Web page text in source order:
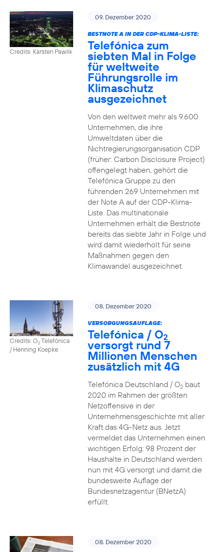
Credits: Karsten Pawlik
09. Dezember 2020
BESTNOTE A IN DER CDP-KLIMA-LISTE:
Telefónica zum
siebten Mal in Folge
für weltweite
Führungsrolle im
Klimaschutz
ausgezeichnet
Von den weltweit mehr als 9.600
Unternehmen, die ihre
Umweltdaten über die
Nichtregierungsorganisation CDP
(früher: Carbon Disclosure Project)
offengelegt haben, gehört die
Telefónica Gruppe zu den
führenden 269 Unternehmen mit
der Note A auf der CDP-Klima-
Liste. Das multinationale
Unternehmen erhält die Bestnote
bereits das siebte Jahr in Folge und
wird damit wiederholt für seine
Maßnahmen gegen den
Klimawandel ausgezeichnet.
Credits: O2Telefónica
/ Henning Koepke
08. Dezember 2020
VERSORGUNGSAUFLAGE:
Telefónica / O2
versorgt rund 7
Millionen Menschen
zusätzlich mit 4G
Telefónica Deutschland / O2baut
2020 im Rahmen der größten
Netzoffensive in der
Unternehmensgeschichte mit aller
Kraft das 4G-Netz aus. Jetzt
vermeldet das Unternehmen einen
wichtigen Erfolg: 98 Prozent der
Haushalte in Deutschland werden
nun mit 4G versorgt und damit die
bundesweite Auflage der
Bundesnetzagentur (BNetzA)
erfüllt.
08. Dezember 2020